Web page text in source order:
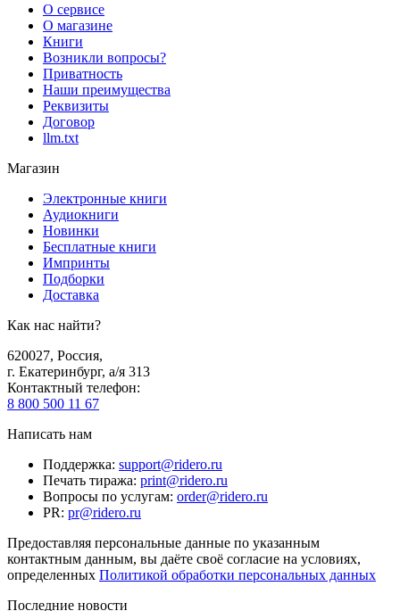
О сервисе
О магазине
Книги
Возникли вопросы?
Приватность
Наши преимущества
Реквизиты
Договор
llm.txt
Магазин
Электронные книги
Аудиокниги
Новинки
Бесплатные книги
Импринты
Подборки
Доставка
Как нас найти?
620027, Россия,
г. Екатеринбург, а/я 313
Контактный телефон:
8 800 500 11 67
Написать нам
Поддержка: support@ridero.ru
Печать тиража: print@ridero.ru
Вопросы по услугам: order@ridero.ru
PR: pr@ridero.ru
Предоставляя персональные данные по указанным
контактным данным, вы даёте своё согласие на условиях,
определенных Политикой обработки персональных данных
Последние новости